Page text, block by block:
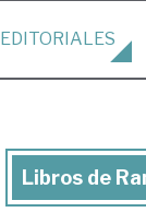
EDITORIALES
Libros
Libros de